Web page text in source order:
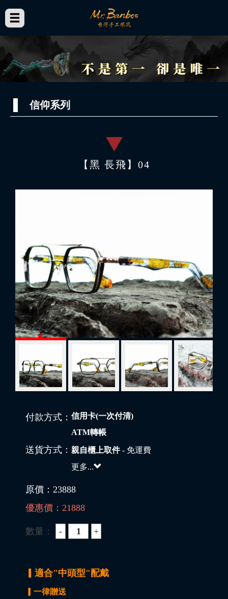
信仰系列
【黑 長飛】04
付款方式： 信用卡(一次付清)
ATM轉帳
送貨方式： 親自櫃上取件- 免運費
更多...
原價： 23888
優惠價： 21888
數量：
▎適合"中頭型"配戴
▎一律贈送